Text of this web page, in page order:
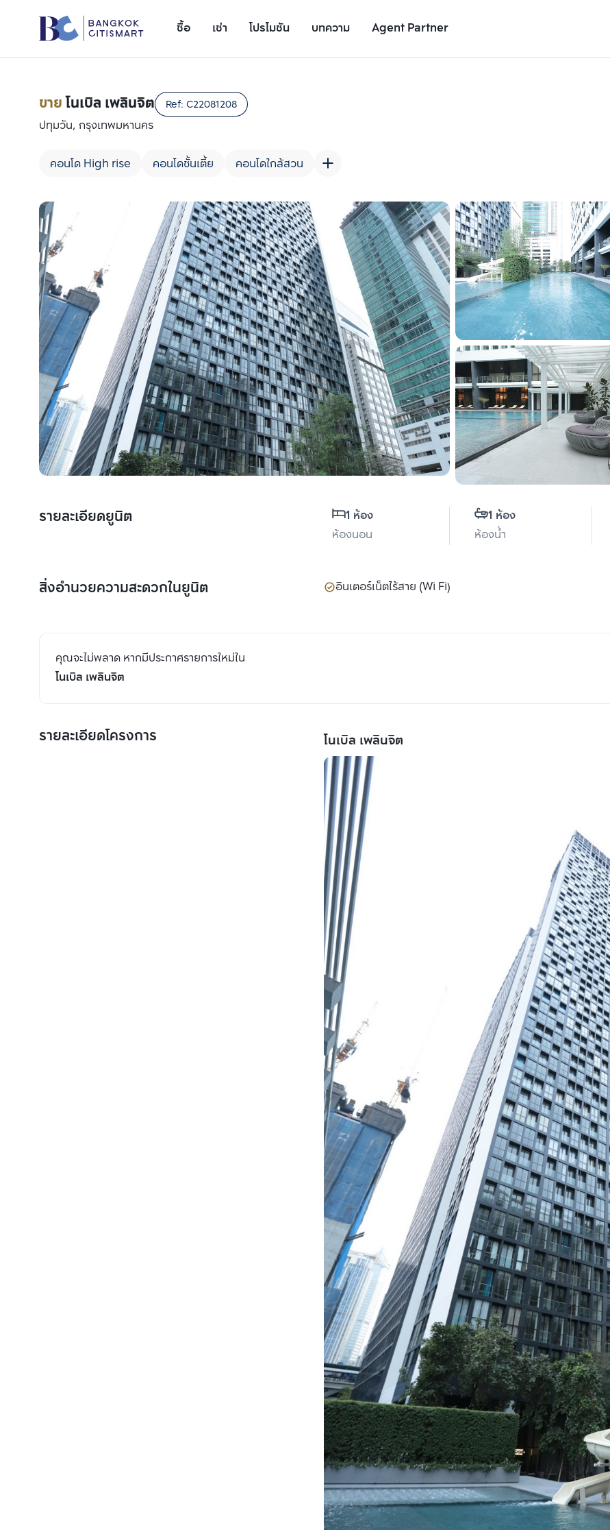
ซื้อ เช่า โปรโมชัน บทความ Agent Partner
รายละเอียดยูนิต
ขายโนเบิล เพลินจิต Ref: C22081208
ปทุมวัน, กรุงเทพมหานคร
คอนโด High rise คอนโดชั้นเตี้ย คอนโดใกล้สวน
รายละเอียดยูนิต
1 ห้อง
ห้องนอน
1 ห้อง
ห้องน้ำ
สิ่งอำนวยความสะดวกในยูนิต อินเตอร์เน็ตไร้สาย (Wi Fi)
คุณจะไม่พลาด หากมีประกาศรายการใหม่ใน
โนเบิล เพลินจิต
รายละเอียดโครงการ โนเบิล เพลินจิต
เพิ่มยูนิตเปรียบเทียบ
รายการที่ 1
เพิ่มยูนิตเปรียบเทียบ
รายการที่ 2
เพิ่มยูนิตเปรียบเทียบ
รายการที่ 3